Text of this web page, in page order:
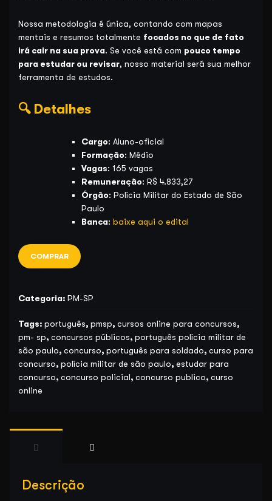
Nossa metodologia é única, contando com mapas
mentais e resumos totalmente focados no que de fato
irá cair na sua prova. Se você está com pouco tempo
para estudar ou revisar, nosso material será sua melhor
ferramenta de estudos.
🔍 Detalhes
Cargo: Aluno-oficial
Formação: Médio
Vagas: 165 vagas
Remuneração: R$ 4.833,27
Órgão: Polícia Militar do Estado de São
Paulo
Banca: baixe aqui o edital
COMPRAR
Categoria: PM-SP
Tags: português, pmsp, cursos online para concursos,
pm- sp, concursos públicos, português polícia militar de
são paulo, concurso, português para soldado, curso para
concurso, polícia militar de são paulo, estudar para
concurso, concurso policial, concurso publico, curso
online
Descrição